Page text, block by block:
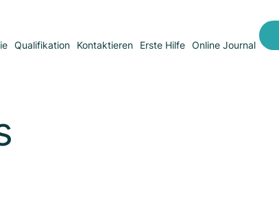
Qualifikation Kontaktieren Erste Hilfe Online Journal